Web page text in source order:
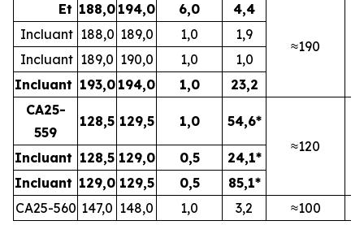
Et 188,0 194,0 6,0 4,4
≈190
Incluant 188,0 189,0 1,0
1,9
Incluant 189,0 190,0 1,0
1,0
Incluant 193,0 194,0 1,0
23,2
CA25-
559
128,5 129,5 1,0
54,6*
≈120
Incluant 128,5 129,0 0,5
24,1*
Incluant 129,0 129,5 0,5
85,1*
CA25-560 147,0 148,0 1,0 3,2 ≈100